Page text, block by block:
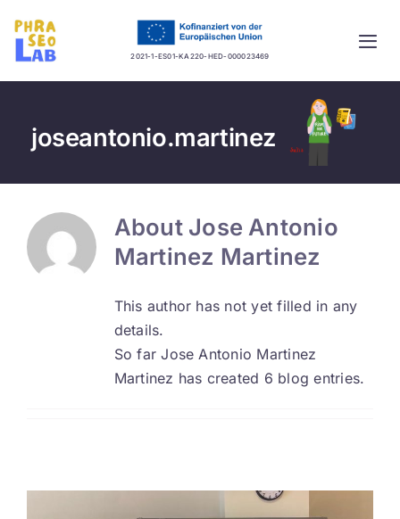
content
2021-1-ES01-KA220-HED-000023469
Projekt
Guidelines
Mehrsprachige Datenbank
Aktuelles
joseantonio.martinez
About Jose Antonio
Martinez Martinez
This author has not yet filled in any
details.
So far Jose Antonio Martinez
Martinez has created 6 blog entries.